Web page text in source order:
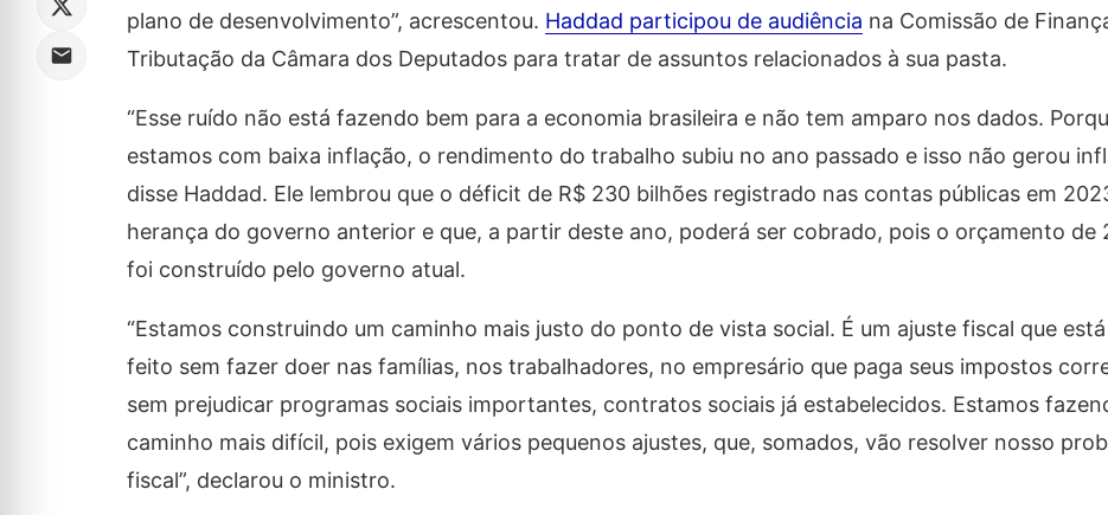
plano de desenvolvimento”, acrescentou. Haddad participou de audiência na Comissão de
Tributação da Câmara dos Deputados para tratar de assuntos relacionados à sua pasta.
“Esse ruído não está fazendo bem para a economia brasileira e não tem amparo nos dados.
estamos com baixa inflação, o rendimento do trabalho subiu no ano passado e isso não gerou
disse Haddad. Ele lembrou que o déficit de R$ 230 bilhões registrado nas contas públicas em
herança do governo anterior e que, a partir deste ano, poderá ser cobrado, pois o orçamento de
foi construído pelo governo atual.
“Estamos construindo um caminho mais justo do ponto de vista social. É um ajuste fiscal que
feito sem fazer doer nas famílias, nos trabalhadores, no empresário que paga seus impostos
sem prejudicar programas sociais importantes, contratos sociais já estabelecidos. Estamos
caminho mais difícil, pois exigem vários pequenos ajustes, que, somados, vão resolver nosso
fiscal”, declarou o ministro.